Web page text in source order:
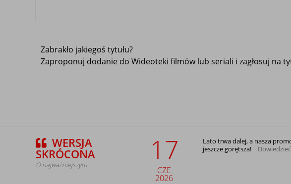
Zabrakło jakiegoś tytułu?
Zaproponuj dodanie do Wideoteki filmów lub seriali i zagłosuj na
WERSJA
SKRÓCONA
O najważniejszym 17
CZE
2026
Lato trwa dalej, a nasza
jeszcze gorętsza!